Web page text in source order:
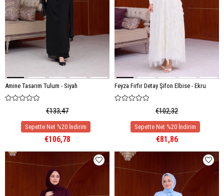
Amine Tasarım Tulum - Siyah
€133,47
€106,78
Feyza Fırfır Detay Şifon Elbise - Ekru
€102,32
€81,86